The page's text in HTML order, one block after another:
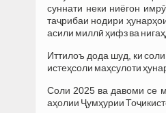
суннати неки ниёгон
таҷрибаи нодири
асили миллӣ ҳифз ва
Иттилоъ дода шуд, ки
истеҳсоли маҳсулоти
Соли 2025 ва давоми се
аҳолии Ҷумҳурии